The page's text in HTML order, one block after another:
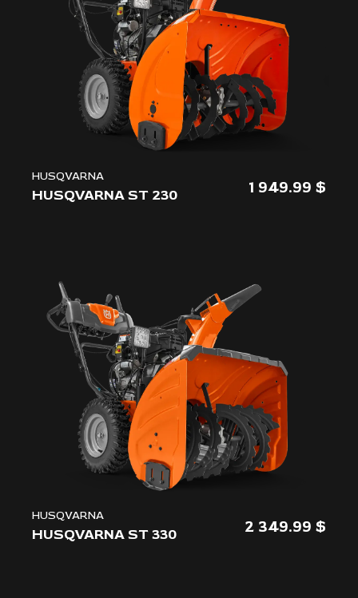
HUSQVARNA
HUSQVARNA ST 230 1 949.99
HUSQVARNA
HUSQVARNA ST 330 2 349.99